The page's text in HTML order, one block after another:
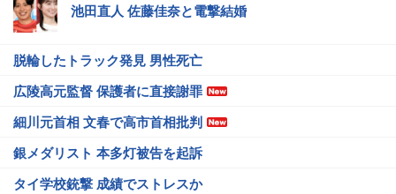
池田直人 佐藤佳奈と電撃結婚
脱輪したトラック発見 男性死亡
広陵高元監督 保護者に直接謝罪
細川元首相 文春で高市首相批判
銀メダリスト 本多灯被告を起訴
タイ学校銃撃 成績でストレスか